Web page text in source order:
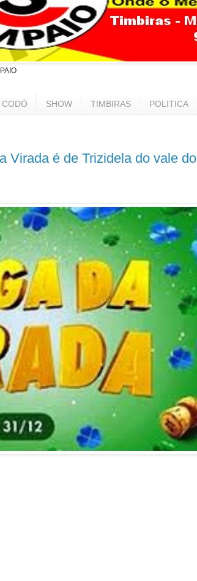
CODÓ SHOW TIMBIRAS POLITICA
Virada é de Trizidela do vale do